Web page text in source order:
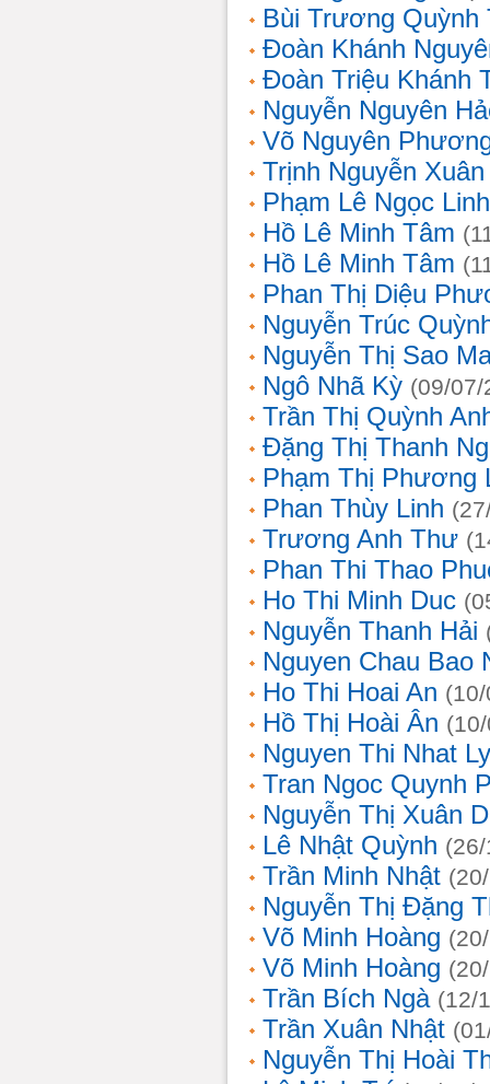
Bùi Trương Quỳnh
Đoàn Khánh
Đoàn Triệu Khánh
Nguyễn Nguyên
Võ Nguyên
Trịnh Nguyễn
Phạm Lê Ngọc Linh
Hồ Lê Minh Tâm
Hồ Lê Minh Tâm
Phan Thị Diệu
Nguyễn Trúc
Nguyễn Thị Sao
Ngô Nhã Kỳ (09/07/
Trần Thị Quỳnh
Đặng Thị Thanh
Phạm Thị Phương
Phan Thùy Linh
Trương Anh Thư
Phan Thi Thao
Ho Thi Minh Duc
Nguyễn Thanh Hải
Nguyen Chau Bao
Ho Thi Hoai An
Hồ Thị Hoài Ân
Nguyen Thi Nhat Ly
Tran Ngoc Quynh
Nguyễn Thị Xuân
Lê Nhật Quỳnh
Trần Minh Nhật
Nguyễn Thị Đặng
Võ Minh Hoàng
Võ Minh Hoàng
Trần Bích Ngà (12/
Trần Xuân Nhật
Nguyễn Thị Hoài